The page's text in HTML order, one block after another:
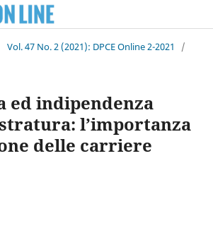
Vol. 47 No. 2 (2021): DPCE Online 2-2021
/
ed indipendenza
l’importanza
delle carriere